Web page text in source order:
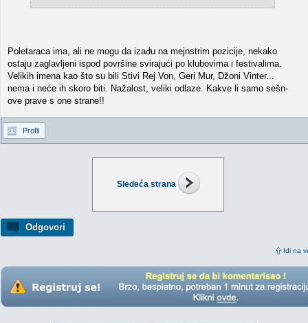
Sledeća strana
Odgovori
Idi na
Poletaraca ima, ali ne mogu da izađu na mejnstrim pozicije, nekako
ostaju zaglavljeni ispod površine svirajući po klubovima i festivalima.
Velikih imena kao što su bili Stivi Rej Von, Geri Mur, Džoni Vinter...
nema i neće ih skoro biti. Nažalost, veliki odlaze. Kakve li samo sešn-
ove prave s one strane!!
Profil